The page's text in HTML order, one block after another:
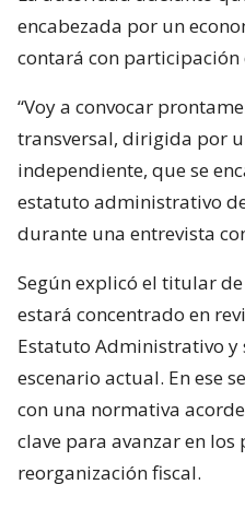
encabezada por un
contará con participación
“Voy a convocar
transversal, dirigida por
independiente, que se
estatuto administrativo
durante una entrevista
Según explicó el titular
estará concentrado en
Estatuto Administrativo y
escenario actual. En ese
con una normativa
clave para avanzar en los
reorganización fiscal.